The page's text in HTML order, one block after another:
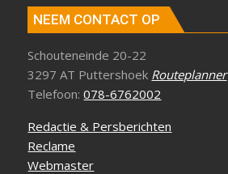
NEEM CONTACT OP
Schouteneinde 20-22
3297 AT Puttershoek Routeplanner
Telefoon:078-6762002
Redactie & Persberichten
Reclame
Webmaster